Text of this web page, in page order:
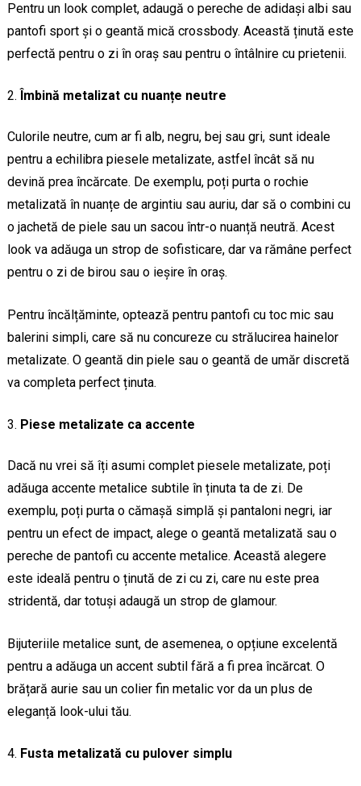
Pentru un look complet, adaugă o pereche de adidași albi sau
pantofi sport și o geantă mică crossbody. Această ținută este
perfectă pentru o zi în oraș sau pentru o întâlnire cu prietenii.
Îmbină metalizat cu nuanțe neutre
Culorile neutre, cum ar fi alb, negru, bej sau gri, sunt ideale
pentru a echilibra piesele metalizate, astfel încât să nu
devină prea încărcate. De exemplu, poți purta o rochie
metalizată în nuanțe de argintiu sau auriu, dar să o combini cu
o jachetă de piele sau un sacou într-o nuanță neutră. Acest
look va adăuga un strop de sofisticare, dar va rămâne perfect
pentru o zi de birou sau o ieșire în oraș.
Pentru încălțăminte, optează pentru pantofi cu toc mic sau
balerini simpli, care să nu concureze cu strălucirea hainelor
metalizate. O geantă din piele sau o geantă de umăr discretă
va completa perfect ținuta.
Piese metalizate ca accente
Dacă nu vrei să îți asumi complet piesele metalizate, poți
adăuga accente metalice subtile în ținuta ta de zi. De
exemplu, poți purta o cămașă simplă și pantaloni negri, iar
pentru un efect de impact, alege o geantă metalizată sau o
pereche de pantofi cu accente metalice. Această alegere
este ideală pentru o ținută de zi cu zi, care nu este prea
stridentă, dar totuși adaugă un strop de glamour.
Bijuteriile metalice sunt, de asemenea, o opțiune excelentă
pentru a adăuga un accent subtil fără a fi prea încărcat. O
brățară aurie sau un colier fin metalic vor da un plus de
eleganță look-ului tău.
Fusta metalizată cu pulover simplu